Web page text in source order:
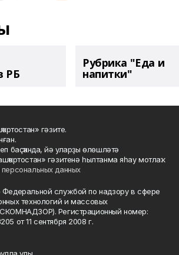
РБ
Рубрика "Еда и
напитки"
гәзите.
баҫҡанда, йә уларҙы өлөшләтә
гәзитенә һылтанма яһау мотлаҡ.
данных
Федеральной службой по надзору в сфере
технологий и массовых
Регистрационный номер:
от 11 сентября 2008 г.